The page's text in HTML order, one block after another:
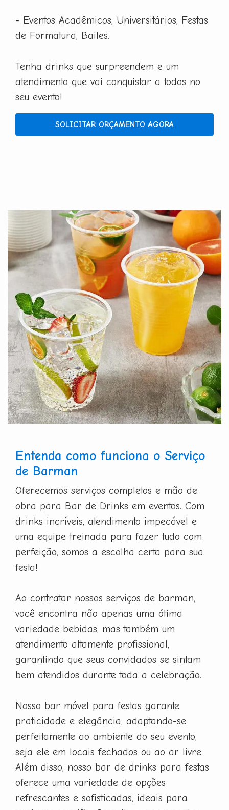
- Eventos Acadêmicos, Universitários, Festas
de Formatura, Bailes.
Tenha drinks que surpreendem e um
atendimento que vai conquistar a todos no
seu evento!
SOLICITAR ORÇAMENTO AGORA
Entenda como funciona o Serviço
de Barman
Oferecemos serviços completos e mão de
obra para Bar de Drinks em eventos. Com
drinks incríveis, atendimento impecável e
uma equipe treinada para fazer tudo com
perfeição, somos a escolha certa para sua
festa!
Ao contratar nossos serviços de barman,
você encontra não apenas uma ótima
variedade bebidas, mas também um
atendimento altamente profissional,
garantindo que seus convidados se sintam
bem atendidos durante toda a celebração.
Nosso bar móvel para festas garante
praticidade e elegância, adaptando-se
perfeitamente ao ambiente do seu evento,
seja ele em locais fechados ou ao ar livre.
Além disso, nosso bar de drinks para festas
oferece uma variedade de opções
refrescantes e sofisticadas, ideais para